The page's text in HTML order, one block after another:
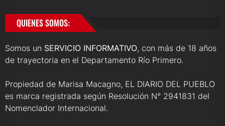
QUIENES SOMOS:
Somos un SERVICIO INFORMATIVO, con más de 18 años
de trayectoria en el Departamento Río Primero.
Propiedad de Marisa Macagno, EL DIARIO DEL PUEBLO
es marca registrada según Resolución N° 2941831 del
Nomenclador Internacional.